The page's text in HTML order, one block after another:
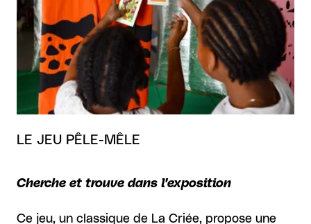
LE JEU PÊLE-MÊLE
Cherche et trouve dans l'exposition
Ce jeu, un classique de La Criée, propose une